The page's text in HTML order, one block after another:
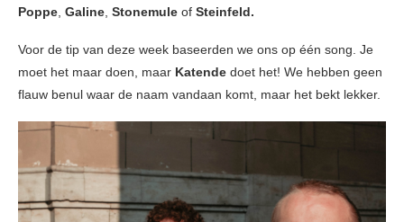
Poppe, Galine, Stonemule of Steinfeld.
Voor de tip van deze week baseerden we ons op één song. Je
moet het maar doen, maar Katende doet het! We hebben geen
flauw benul waar de naam vandaan komt, maar het bekt lekker.